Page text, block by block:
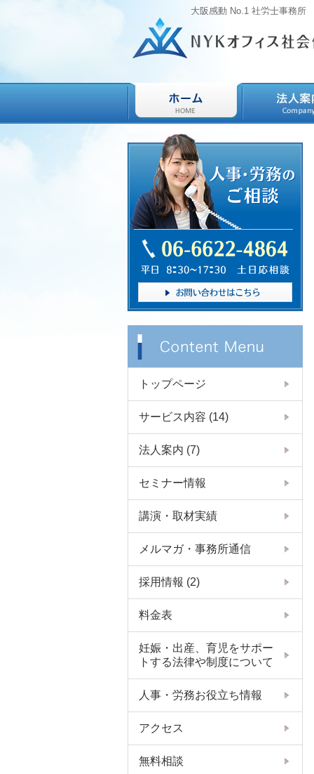
大阪感動 No.1 社労士事務所
トップページ
サービス内容 (14)
法人案内 (7)
セミナー情報
講演・取材実績
メルマガ・事務所通信
採用情報 (2)
料金表
妊娠・出産、育児をサポー
トする法律や制度について
人事・労務お役立ち情報
アクセス
無料相談